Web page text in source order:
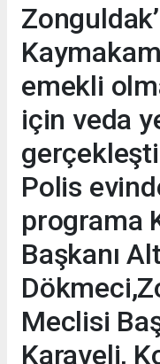
emekli
için veda
Polis
programa
Başkanı
Meclisi
Karaveli,